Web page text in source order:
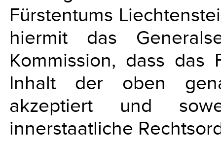
Fürstentums
hiermit das
Kommission, dass das
Inhalt der oben
akzeptiert und
innerstaatliche